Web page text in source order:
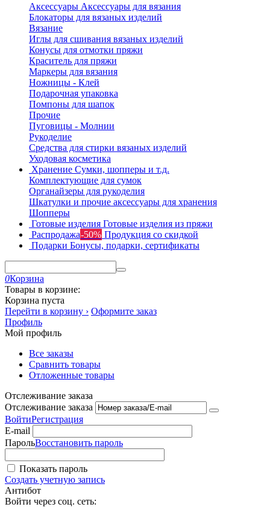
Аксессуары Аксессуары для вязания
Блокаторы для вязаных изделий
Вязание
Иглы для сшивания вязаных изделий
Конусы для отмотки пряжи
Краситель для пряжи
Маркеры для вязания
Ножницы - Клей
Подарочная упаковка
Помпоны для шапок
Прочие
Пуговицы - Молнии
Рукоделие
Средства для стирки вязаных изделий
Уходовая косметика
Хранение Сумки, шопперы и т.д.
Комплектующие для сумок
Органайзеры для рукоделия
Шкатулки и прочие аксессуары для хранения
Шопперы
Готовые изделия Готовые изделия из пряжи
Распродажа-50% Продукция со скидкой
Подарки Бонусы, подарки, сертификаты
0Корзина
Товары в корзине:
Корзина пуста
Перейти в корзину › Оформите заказ
Профиль
Мой профиль
Все заказы
Сравнить товары
Отложенные товары
Отслеживание заказа
Отслеживание заказа
ВойтиРегистрация
E-mail
ПарольВосстановить пароль
Показать пароль
Создать учетную запись
Антибот
Войти через соц. сеть: